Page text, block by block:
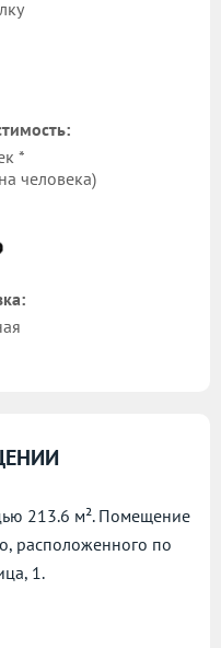
*
человека)
213.6 м². Помещение
расположенного по
1.